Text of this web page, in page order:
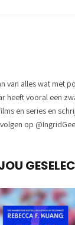
van alles wat met
heeft vooral een
en series en
op